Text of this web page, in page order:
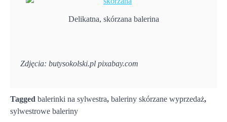
Delikatna, skórzana balerina
Zdjęcia: butysokolski.pl pixabay.com
Tagged balerinki na sylwestra, baleriny skórzane wyprzedaż,
sylwestrowe baleriny